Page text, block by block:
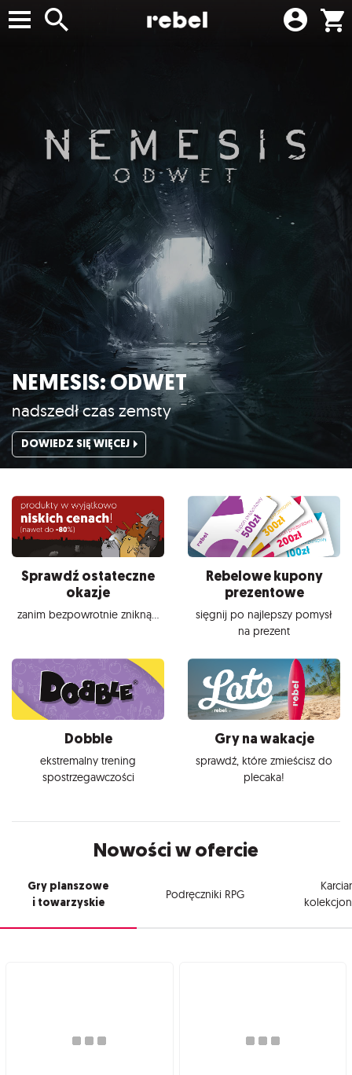
NEMESIS: ODWET
nadszedł czas zemsty
DOWIEDZ SIĘ WIĘCEJ
Sprawdź ostateczne
okazje
zanim bezpowrotnie znikną...
Rebelowe kupony
prezentowe
sięgnij po najlepszy pomysł
na prezent
Dobble
ekstremalny trening
spostrzegawczości
Gry na wakacje
sprawdź, które zmieścisz do
plecaka!
Nowości w ofercie
Gry planszowe
i towarzyskie
Podręczniki RPG